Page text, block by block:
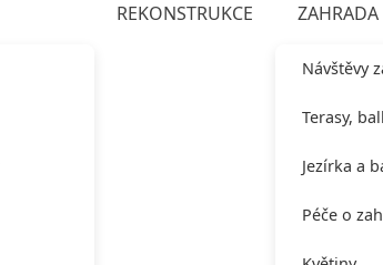
REKONSTRUKCE ZAHRADA
Návštěvy
Terasy,
Jezírka a
Péče o